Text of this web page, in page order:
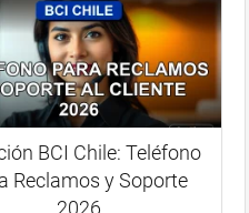
BCI Chile: Teléfono
Reclamos y Soporte
2026